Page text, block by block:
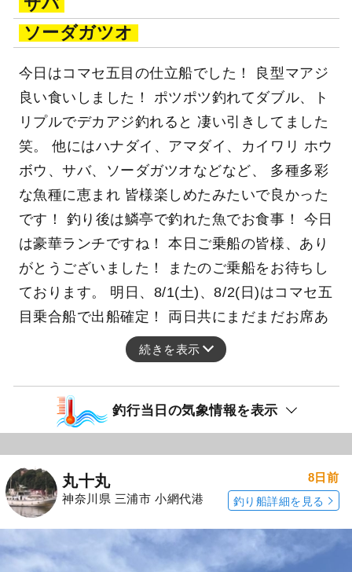
ソーダガツオ
今日はコマセ五目の仕立船でした！ 良型マアジ
良い食いしました！ ポツポツ釣れてダブル、ト
リプルでデカアジ釣れると 凄い引きしてました
笑。 他にはハナダイ、アマダイ、カイワリ ホウ
ボウ、サバ、ソーダガツオなどなど、 多種多彩
な魚種に恵まれ 皆様楽しめたみたいで良かった
です！ 釣り後は鱗亭で釣れた魚でお食事！ 今日
は豪華ランチですね！ 本日ご乗船の皆様、あり
がとうございました！ またのご乗船をお待ちし
ております。 明日、8/1(土)、8/2(日)はコマセ五
目乗合船で出船確定！ 両日共にまだまだお席あ
続きを表示
釣行当日の気象情報を表示
丸十丸
神奈川県 三浦市 小網代港
8日前
釣り船詳細を見る